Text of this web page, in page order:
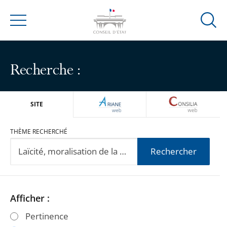
Menu
Ouvrir
Recherche :
SITE ARIANEWEB
THÈME RECHERCHÉ
Rechercher
Passer
les
Passer
les
Afficher :
Pertinence